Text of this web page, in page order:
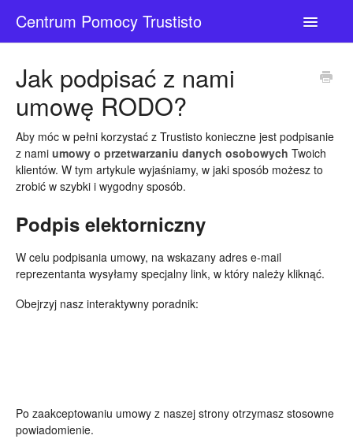
Centrum Pomocy Trustisto
Toggle
Jak podpisać z nami
umowę RODO?
Aby móc w pełni korzystać z Trustisto konieczne jest podpisanie
z nami umowy o przetwarzaniu danych osobowych Twoich
klientów. W tym artykule wyjaśniamy, w jaki sposób możesz to
zrobić w szybki i wygodny sposób.
Podpis elektorniczny
W celu podpisania umowy, na wskazany adres e-mail
reprezentanta wysyłamy specjalny link, w który należy kliknąć.
Obejrzyj nasz interaktywny poradnik:
Po zaakceptowaniu umowy z naszej strony otrzymasz stosowne
powiadomienie.